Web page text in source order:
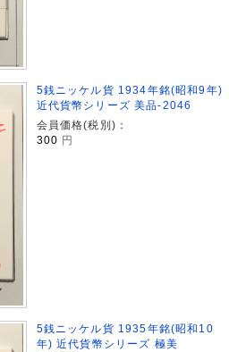
5銭ニッケル貨 1934年銘(昭和9年)
近代貨幣シリーズ 美品-2046
会員価格(税別)：
300 円
5銭ニッケル貨 1935年銘(昭和10
年) 近代貨幣シリーズ 極美